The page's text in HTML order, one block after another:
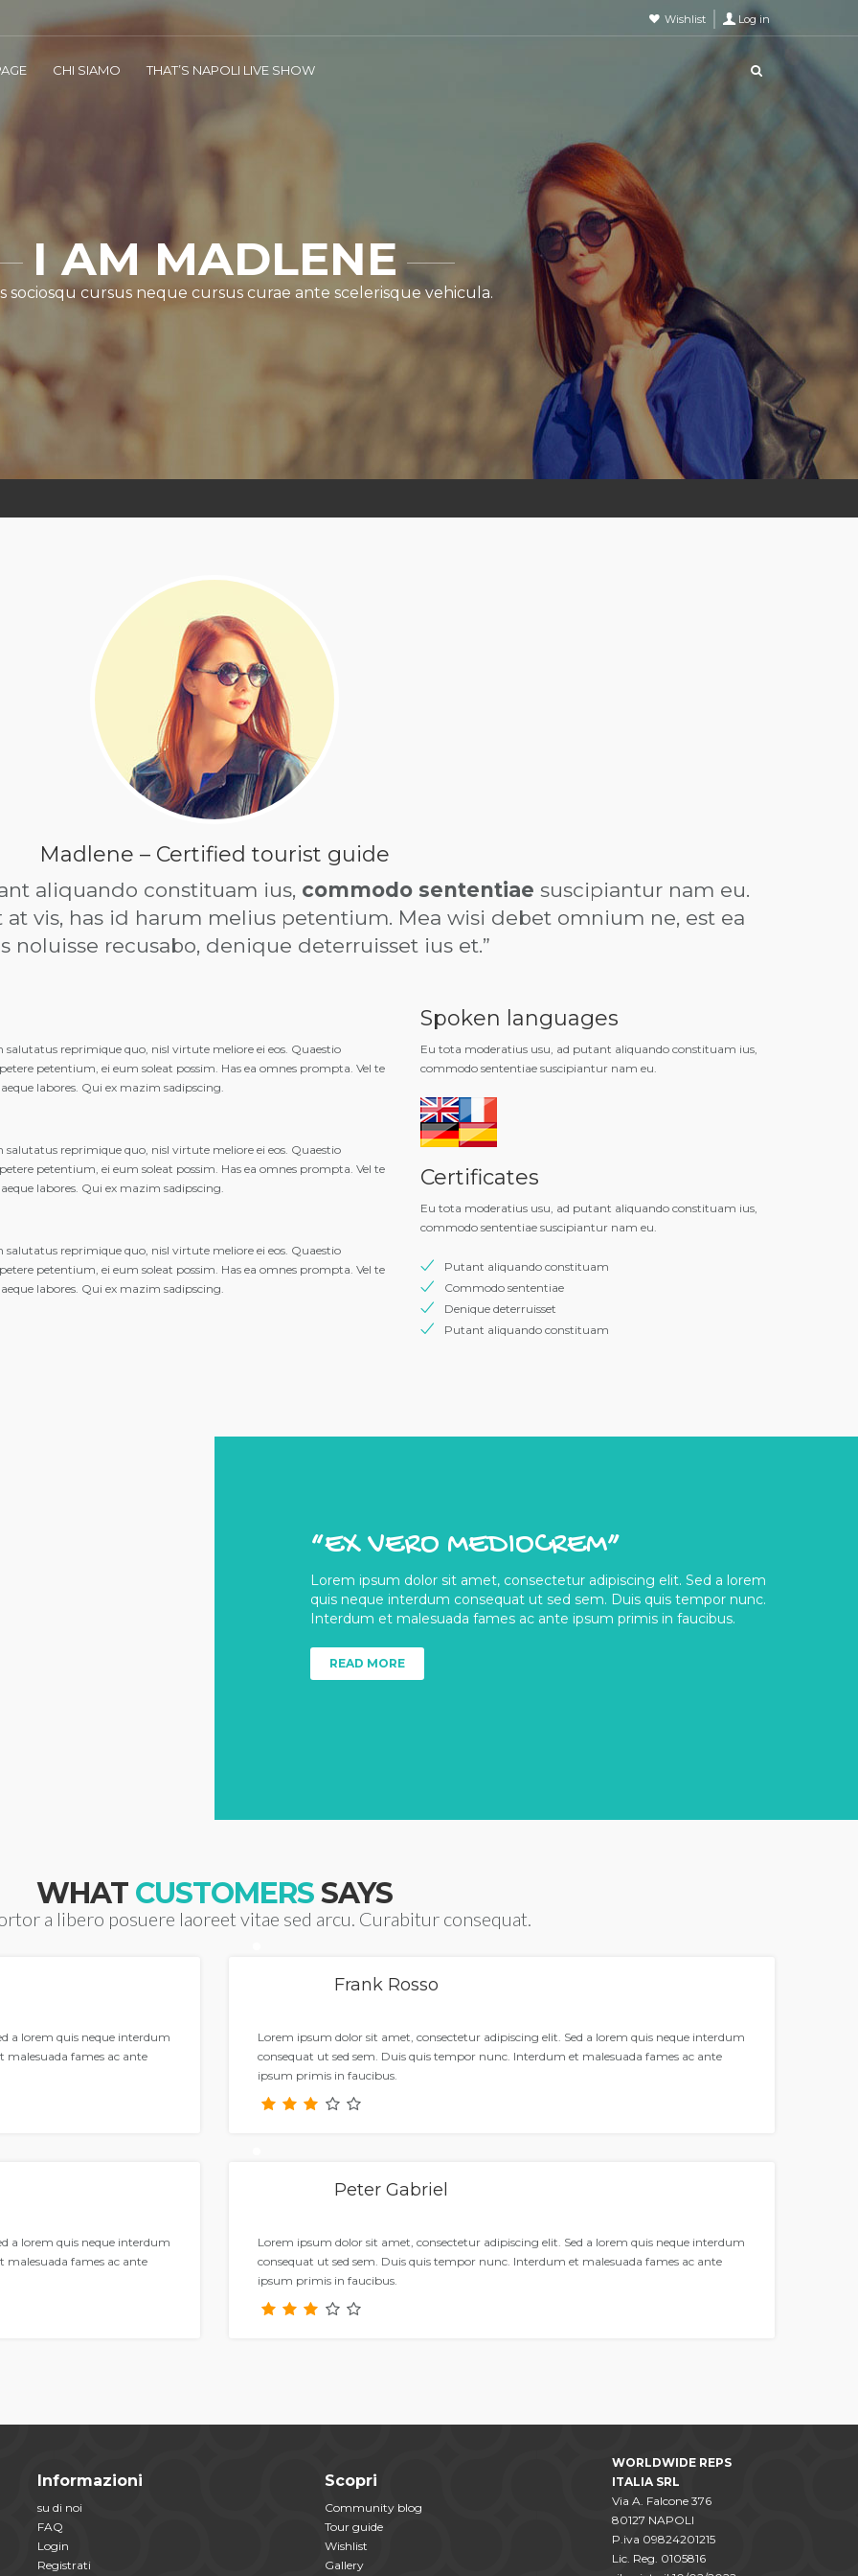
Wishlist Log in
CHI SIAMO THAT’S NAPOLI LIVE SHOW
I AM MADLENE
sociosqu cursus neque cursus curae ante scelerisque vehicula.
Madlene – Certified tourist guide
aliquando constituam ius, commodo sententiae suscipiantur nam eu.
vis, has id harum melius petentium. Mea wisi debet omnium ne, est ea
noluisse recusabo, denique deterruisset ius et.”
reprimique quo, nisl virtute meliore ei eos. Quaestio
petentium, ei eum soleat possim. Has ea omnes prompta. Vel te
labores. Qui ex mazim sadipscing.
reprimique quo, nisl virtute meliore ei eos. Quaestio
petentium, ei eum soleat possim. Has ea omnes prompta. Vel te
labores. Qui ex mazim sadipscing.
reprimique quo, nisl virtute meliore ei eos. Quaestio
petentium, ei eum soleat possim. Has ea omnes prompta. Vel te
labores. Qui ex mazim sadipscing.
Spoken languages
Eu tota moderatius usu, ad putant aliquando constituam ius,
commodo sententiae suscipiantur nam eu.
Certificates
Eu tota moderatius usu, ad putant aliquando constituam ius,
commodo sententiae suscipiantur nam eu.
Putant aliquando constituam
Commodo sententiae
Denique deterruisset
Putant aliquando constituam
“EX VERO MEDIOCREM”
Lorem ipsum dolor sit amet, consectetur adipiscing elit. Sed a lorem
quis neque interdum consequat ut sed sem. Duis quis tempor nunc.
Interdum et malesuada fames ac ante ipsum primis in faucibus.
READ MORE
WHAT CUSTOMERSSAYS
a libero posuere laoreet vitae sed arcu. Curabitur consequat.
a lorem quis neque interdum
malesuada fames ac ante
a lorem quis neque interdum
malesuada fames ac ante
Frank Rosso
Lorem ipsum dolor sit amet, consectetur adipiscing elit. Sed a lorem quis neque interdum
consequat ut sed sem. Duis quis tempor nunc. Interdum et malesuada fames ac ante
ipsum primis in faucibus.
Peter Gabriel
Lorem ipsum dolor sit amet, consectetur adipiscing elit. Sed a lorem quis neque interdum
consequat ut sed sem. Duis quis tempor nunc. Interdum et malesuada fames ac ante
ipsum primis in faucibus.
Informazioni
su di noi
FAQ
Login
Registrati
Scopri
Community blog
Tour guide
Wishlist
Gallery
WORLDWIDE REPS
ITALIA SRL
Via A. Falcone 376
80127 NAPOLI
P.iva 09824201215
Lic. Reg. 0105816